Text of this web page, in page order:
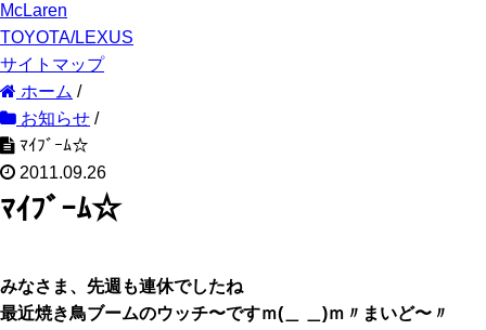
McLaren
TOYOTA/LEXUS
サイトマップ
ホーム /
お知らせ /
ﾏｲﾌﾞｰﾑ☆
2011.09.26
ﾏｲﾌﾞｰﾑ☆
みなさま、先週も連休でしたね
最近焼き鳥ブームのウッチ〜ですｍ(＿ ＿)ｍ〃まいど〜〃